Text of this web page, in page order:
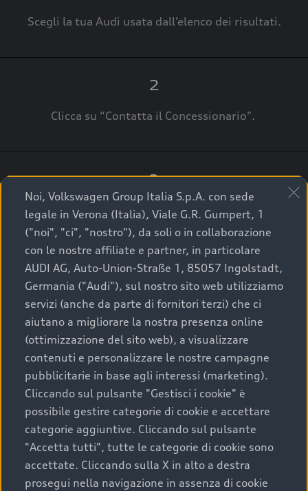
Scegli la tua Audi usata dall’elenco dei risultati.
2
Clicca su “Contatta il Concessionario".
3
A breve verrai ricontattato dal Customer Care
Audi Center o direttamente dal Concessionario
che ti supporterà per finalizzare la tua richiesta.
La qualità di acquistare
un’auto usata Audi
Scegliere un’auto usata è una decisione che coniuga
convenienza, affidabilità e sostenibilità. Per fare un
acquisto sicuro, è essenziale considerare aspetti
determinanti come la garanzia inclusa e l’affidabilità del
marchio. Audi offre l’auto usata perfetta tramite Audi
Prima Scelta :plus
Noi, Volkswagen Group Italia S.p.A. con sede
legale in Verona (Italia), Viale G.R. Gumpert, 1
("noi", "ci", "nostro"), da soli o in collaborazione
con le nostre affiliate e partner, in particolare
AUDI AG, Auto-Union-Straße 1, 85057 Ingolstadt,
Germania ("Audi"), sul nostro sito web utilizziamo
servizi (anche da parte di fornitori terzi) che ci
aiutano a migliorare la nostra presenza online
(ottimizzazione del sito web), a visualizzare
contenuti e personalizzare le nostre campagne
pubblicitarie in base agli interessi (marketing).
Cliccando sul pulsante "Gestisci i cookie" è
possibile gestire categorie di cookie e accettare
categorie aggiuntive. Cliccando sul pulsante
"Accetta tutti", tutte le categorie di cookie sono
accettate. Cliccando sulla X in alto a destra
prosegui nella navigazione in assenza di cookie